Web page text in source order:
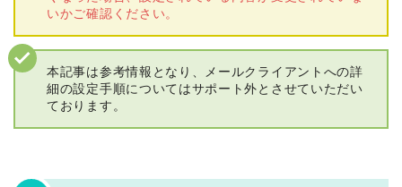
いかご確認ください。
本記事は参考情報となり、メールクライアントへの詳
細の設定手順についてはサポート外とさせていただい
ております。